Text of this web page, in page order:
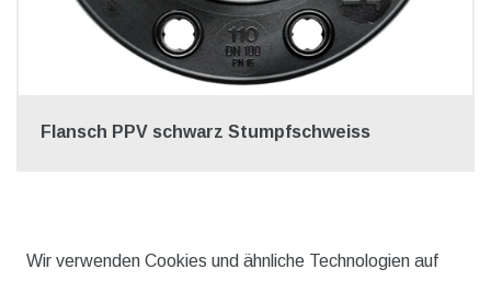
Flansch PPV schwarz Stumpfschweiss
* inkl. ges. MwSt. zzgl.Versandkosten
Wir verwenden Cookies und ähnliche Technologien auf